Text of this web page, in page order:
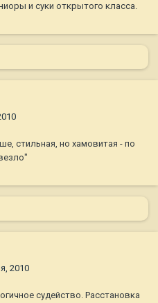
и суки открытого класса.
стильная, но хамовитая - по
2010
судейство. Расстановка